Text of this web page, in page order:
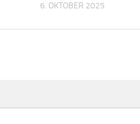
6. OKTOBER 2025